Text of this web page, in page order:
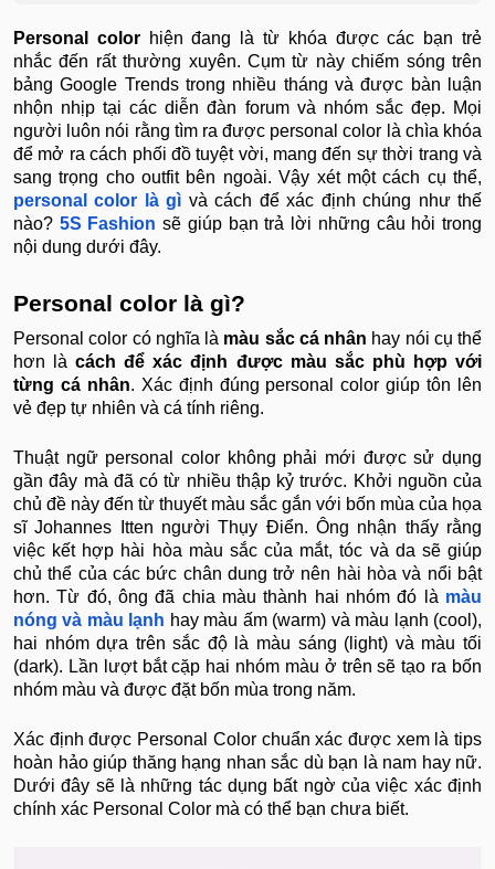
Personal colorhiện đang là từ khóa được các bạn trẻ
nhắc đến rất thường xuyên. Cụm từ này chiếm sóng trên
bảng Google Trends trong nhiều tháng và được bàn luận
nhộn nhịp tại các diễn đàn forum và nhóm sắc đẹp. Mọi
người luôn nói rằng tìm ra được personal color là chìa khóa
để mở ra cách phối đồ tuyệt vời, mang đến sự thời trang và
sang trọng cho outfit bên ngoài. Vậy xét một cách cụ thể,
personal color là gì và cách để xác định chúng như thế
nào? 5S Fashion sẽ giúp bạn trả lời những câu hỏi trong
nội dung dưới đây.
Personal color là gì?
Personal color có nghĩa là màu sắc cá nhân hay nói cụ thể
hơn làcách để xác định được màu sắc phù hợp với
từng cá nhân. Xác định đúng personal color giúp tôn lên
vẻ đẹp tự nhiên và cá tính riêng.
Thuật ngữ personal color không phải mới được sử dụng
gần đây mà đã có từ nhiều thập kỷ trước. Khởi nguồn của
chủ đề này đến từ thuyết màu sắc gắn với bốn mùa của họa
sĩ Johannes Itten người Thụy Điển. Ông nhận thấy rằng
việc kết hợp hài hòa màu sắc của mắt, tóc và da sẽ giúp
chủ thể của các bức chân dung trở nên hài hòa và nổi bật
hơn. Từ đó, ông đã chia màu thành hai nhóm đó là màu
nóng và màu lạnh hay màu ấm (warm) và màu lạnh (cool),
hai nhóm dựa trên sắc độ là màu sáng (light) và màu tối
(dark). Lần lượt bắt cặp hai nhóm màu ở trên sẽ tạo ra bốn
nhóm màu và được đặt bốn mùa trong năm.
Xác định được Personal Color chuẩn xác được xem là tips
hoàn hảo giúp thăng hạng nhan sắc dù bạn là nam hay nữ.
Dưới đây sẽ là những tác dụng bất ngờ của việc xác định
chính xác Personal Color mà có thể bạn chưa biết.